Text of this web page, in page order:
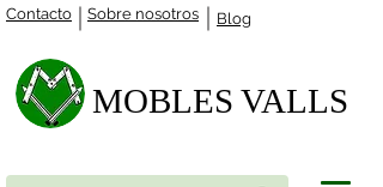
Contacto Blog
Sobre nosotros
MOBLES VALLS​